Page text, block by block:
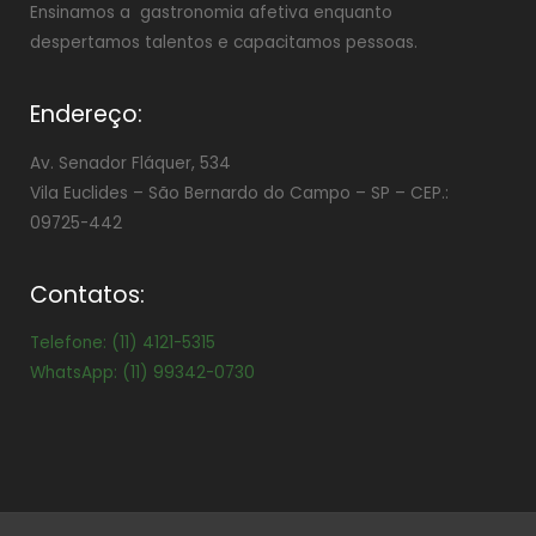
Ensinamos a gastronomia afetiva enquanto
despertamos talentos e capacitamos pessoas.
Endereço:
Av. Senador Fláquer, 534
Vila Euclides – São Bernardo do Campo – SP – CEP.:
09725-442
Contatos:
Telefone: (11) 4121-5315
WhatsApp: (11) 99342-0730